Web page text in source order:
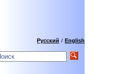
Русский / English